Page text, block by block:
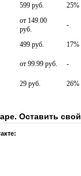
599 руб. 25%
от 149.00
руб.
-
499 руб. 17%
от 99.99 руб. -
29 руб. 26%
Оставить свой